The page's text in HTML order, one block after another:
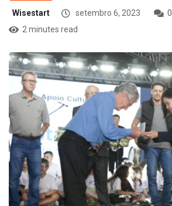
Wisestart setembro 6, 2023 0
2 minutes read